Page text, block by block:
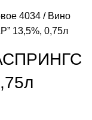
4034
Вино
13,5%, 0,75л